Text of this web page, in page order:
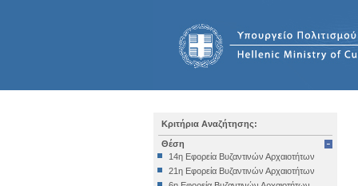
Κριτήρια Αναζήτησης:
Θέση
14η Εφορεία Βυζαντινών Αρχαιοτήτων
21η Εφορεία Βυζαντινών Αρχαιοτήτων